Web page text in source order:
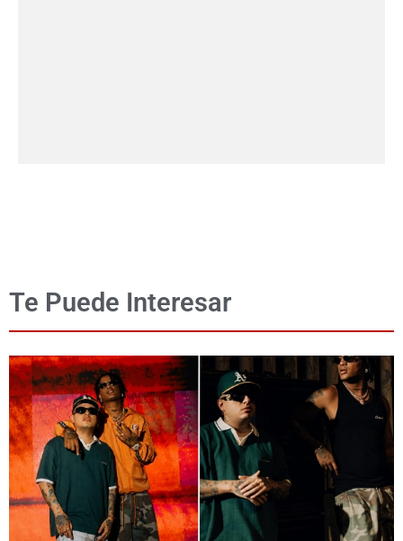
Te Puede Interesar